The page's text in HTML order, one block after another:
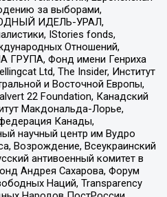
за выборами,
ИДЕЛЬ-УРАЛ,
IStories fonds,
Отношений,
Фонд имени Генриха
Ltd, The Insider, Институт
и Восточной Европы,
22 Foundation, Канадский
Макдональда-Лорье,
Канады,
научный центр им Вудро
Возрождение, Всеукраинский
антивоенный комитет в
Андрея Сахарова, Форум
Наций, Transparеncy